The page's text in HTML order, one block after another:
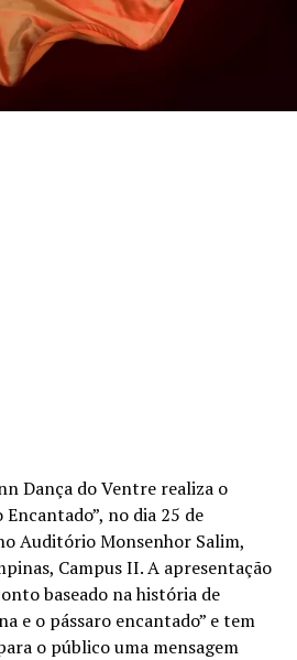
Dança do Ventre realiza o
Encantado”, no dia 25 de
Auditório Monsenhor Salim,
Campus II. A apresentação
baseado na história de
e o pássaro encantado” e tem
o público uma mensagem